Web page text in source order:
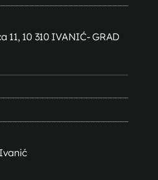
11, 10 310 IVANIĆ- GRAD